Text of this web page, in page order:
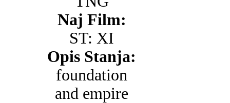
Naj Film:
ST: XI
Opis Stanja:
foundation
and empire